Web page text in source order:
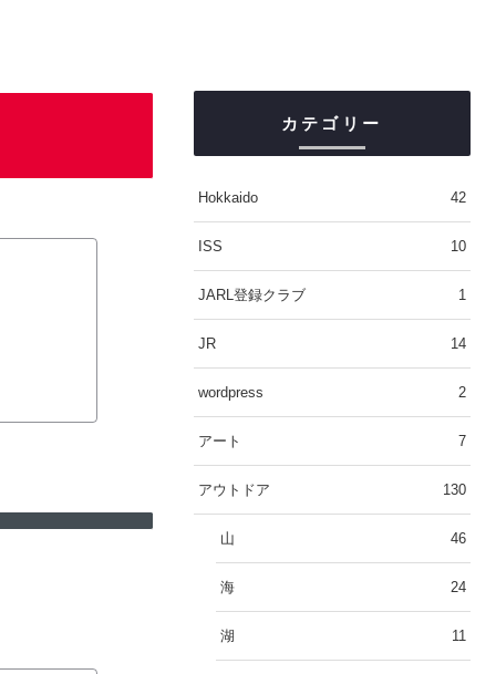
カテゴリー
Hokkaido 42
ISS 10
JARL登録クラブ 1
JR 14
wordpress 2
アート 7
アウトドア 130
山 46
海 24
湖 11